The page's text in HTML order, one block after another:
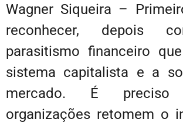
Wagner Siqueira –
reconhecer, depois
parasitismo financeiro
sistema capitalista e a
mercado. É
organizações retomem o